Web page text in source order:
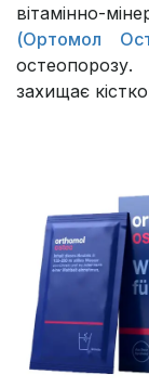
вітамінно-
(Ортомол
захищає